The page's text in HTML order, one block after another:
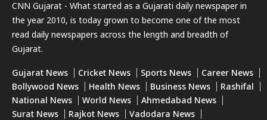
CNN Gujarat - What started as a Gujarati daily newspaper in
the year 2010, is today grown to become one of the most
read daily newspapers across the length and breadth of
Gujarat.
Gujarat News Cricket News Sports News
Career News
Bollywood News
Health News Business News
Rashifal
National News
World News
Ahmedabad News
Surat News
Rajkot News Vadodara News